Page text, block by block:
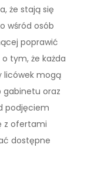
że stają się
wśród osób
poprawić
tym, że każda
licówek mogą
gabinetu oraz
podjęciem
z ofertami
dostępne